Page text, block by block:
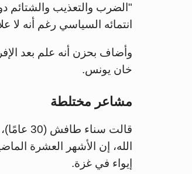
"الضرب والتعذيب والشتائم
انتمائه السياسي رغم أنه لا
وأضاف بحزن أنه علم بعد
خان يونس.
مشاعر مختلطة
قالت سناء طافش (30 عامًا)، التي كانت
الله، إن الأشهر العشرة
إيواء في غزة.